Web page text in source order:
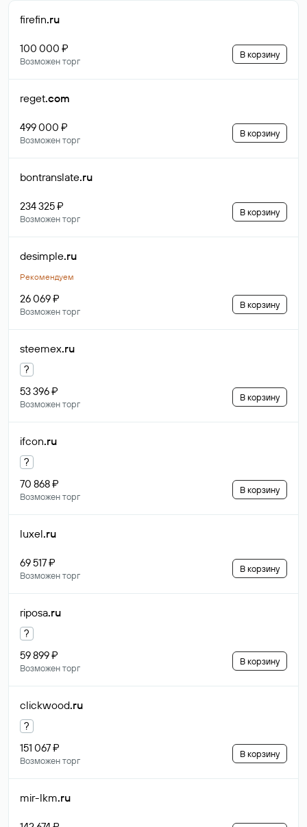
firefin.ru
100 000 ₽
Возможен торг
В корзину
reget.com
499 000 ₽
Возможен торг
В корзину
bontranslate.ru
234 325 ₽
Возможен торг
В корзину
desimple.ru
Рекомендуем
26 069 ₽
Возможен торг
В корзину
steemex.ru
?
53 396 ₽
Возможен торг
В корзину
ifcon.ru
?
70 868 ₽
Возможен торг
В корзину
luxel.ru
69 517 ₽
Возможен торг
В корзину
riposa.ru
?
59 899 ₽
Возможен торг
В корзину
clickwood.ru
?
151 067 ₽
Возможен торг
В корзину
mir-lkm.ru